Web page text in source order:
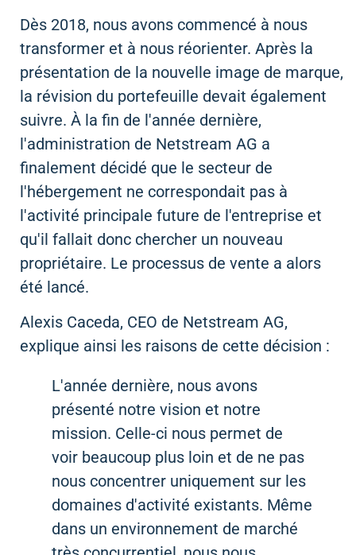
Dès 2018, nous avons commencé à nous
transformer et à nous réorienter. Après la
présentation de la nouvelle image de marque,
la révision du portefeuille devait également
suivre. À la fin de l'année dernière,
l'administration de Netstream AG a
finalement décidé que le secteur de
l'hébergement ne correspondait pas à
l'activité principale future de l'entreprise et
qu'il fallait donc chercher un nouveau
propriétaire. Le processus de vente a alors
été lancé.
Alexis Caceda, CEO de Netstream AG,
explique ainsi les raisons de cette décision :
L'année dernière, nous avons
présenté notre vision et notre
mission. Celle-ci nous permet de
voir beaucoup plus loin et de ne pas
nous concentrer uniquement sur les
domaines d'activité existants. Même
dans un environnement de marché